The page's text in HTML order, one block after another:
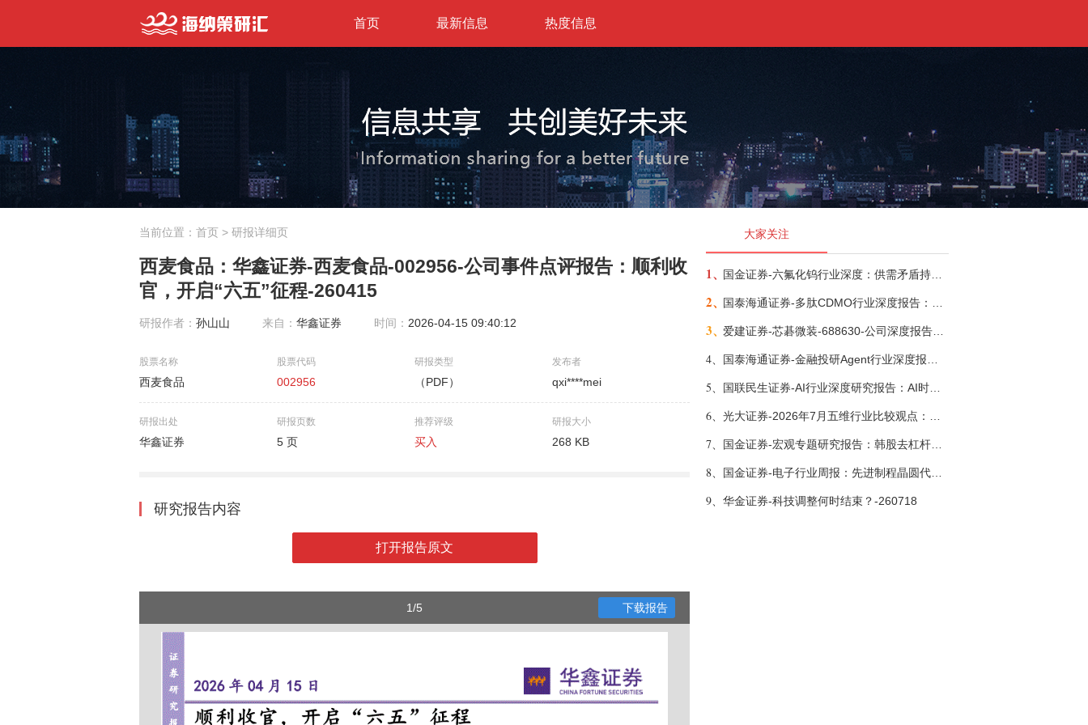
首页 最新信息 热度信息
当前位置： 首页 > 研报详细页
西麦食品：华鑫证券-西麦食品-002956-公司事件点评报告：顺利收
官，开启“六五”征程-260415
研报作者： 孙山山 来自： 华鑫证券 时间： 2026-04-15 09:40:12
股票名称
西麦食品
股票代码
002956
研报类型
（PDF）
发布者
qxi****mei
研报出处
华鑫证券
研报页数
5 页
推荐评级
买入
研报大小
268 KB
研究报告内容
打开报告原文
1/5 下载报告
大家关注
1、
2、
3、
4、
5、
6、
7、
8、
9、 华金证券-科技调整何时结束？-260718